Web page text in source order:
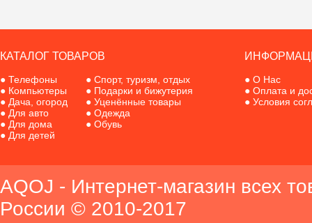
КАТАЛОГ ТОВАРОВ
● Телефоны
● Компьютеры
● Дача, огород
● Для авто
● Для дома
● Для детей
● Спорт, туризм, отдых
● Подарки и бижутерия
● Уценённые товары
● Одежда
● Обувь
● О Нас
● Оплата и
● Условия
AQOJ - Интернет-магазин всех
России © 2010-2017